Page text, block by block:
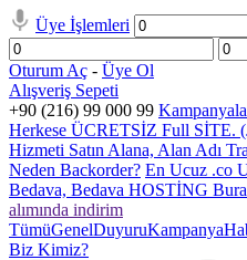
Üye İşlemleri
Oturum Aç - Üye Ol
Alışveriş Sepeti
+90 (216) 99 000 99
Herkese ÜCRETSİZ Full SİTE.
Hizmeti Satın Alana, Alan Adı
Neden Backorder? En Ucuz .co
Bedava, Bedava HOSTİNG
alımında indirim
TümüGenelDuyuruKampanya
Biz Kimiz?